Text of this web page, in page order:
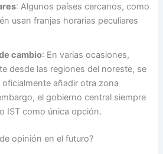
: Algunos países cercanos, como
usan franjas horarias peculiares
cambio: En varias ocasiones,
desde las regiones del noreste, se
añadir otra zona
el gobierno central siempre
IST como única opción.
opinión en el futuro?